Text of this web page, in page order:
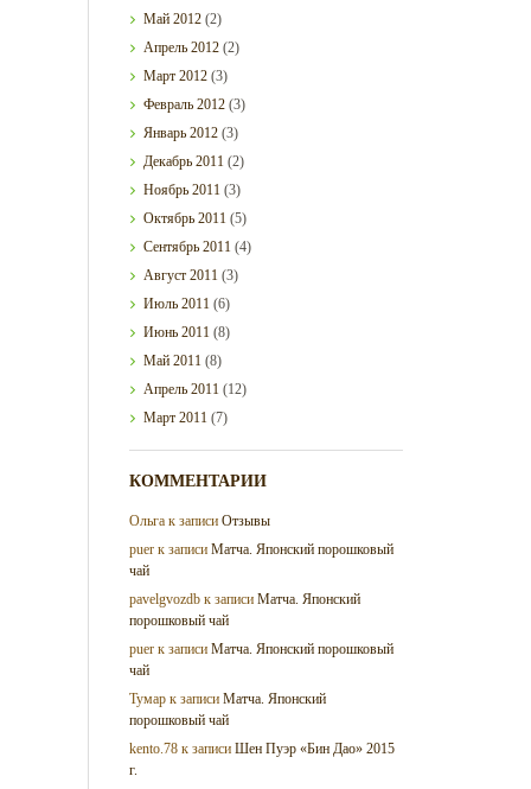
Май2012 (2)
Апрель2012 (2)
Март2012 (3)
Февраль2012 (3)
Январь2012 (3)
Декабрь2011 (2)
Ноябрь2011 (3)
Октябрь2011 (5)
Сентябрь2011 (4)
Август2011 (3)
Июль2011 (6)
Июнь2011 (8)
Май2011 (8)
Апрель2011 (12)
Март2011 (7)
КОММЕНТАРИИ
Ольга к записиОтзывы
puer к записиМатча. Японский порошковый
чай
pavelgvozdb к записиМатча. Японский
порошковый чай
puer к записиМатча. Японский порошковый
чай
Тумар к записиМатча. Японский
порошковый чай
kento.78 к записиШен Пуэр «Бин Дао» 2015
г.